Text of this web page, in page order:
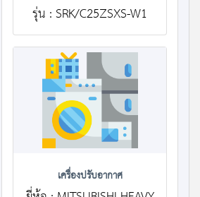
รุ่น : SRK/C25ZSXS-W1
เครื่องปรับอากาศ